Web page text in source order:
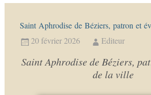
Saint Aphrodise de Béziers, patron et
20 février 2026
Editeur
Saint Aphrodise de Béziers,
de la ville